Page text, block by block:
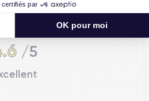
certifiés par
OK pour moi
en tête des sites de
/5